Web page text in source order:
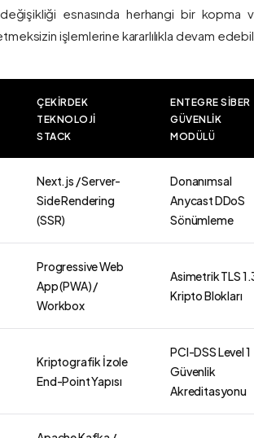
değişikliği esnasında herhangi bir
işlemlerine kararlılıkla devam
ÇEKIRDEK
TEKNOLOJI
STACK
ENTEGRE SIBER
GÜVENLIK
MODÜLÜ
Next.js / Server-
Side Rendering
(SSR)
Donanımsal
Anycast DDoS
Sönümleme
Progressive Web
App (PWA) /
Workbox
Asimetrik TLS
Kripto Blokları
Kriptografik İzole
End-Point Yapısı
PCI-DSS Level 1
Güvenlik
Akreditasyonu